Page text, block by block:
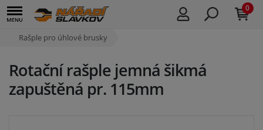
0
Rašple pro úhlové brusky
Rotační rašple jemná šikmá
zapuštěná pr. 115mm